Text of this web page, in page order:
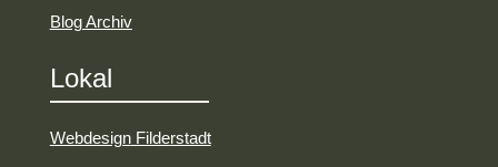
Blog Archiv
Lokal
WebdesignFilderstadt